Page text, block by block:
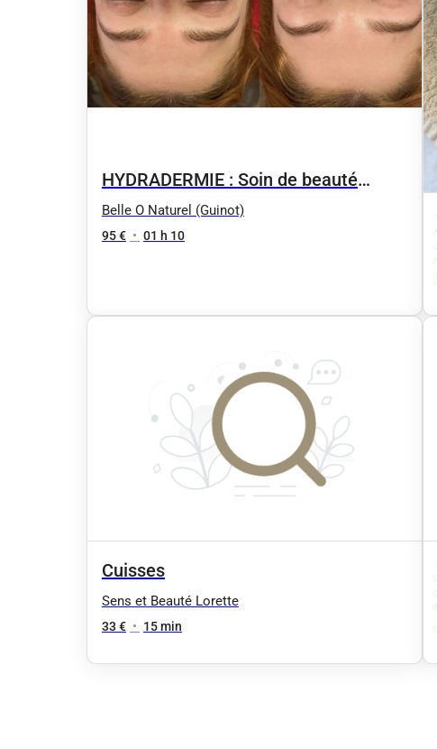
HYDRADERMIE : Soin de beauté
personnalisé du visage par type de
peau
Belle O Naturel (Guinot)
95 € • 01 h 10
Cuisses
Sens et Beauté Lorette
33 € • 15 min